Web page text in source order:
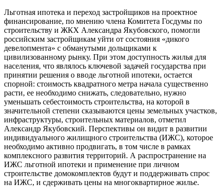
Льготная ипотека и переход застройщиков на проектное
финансирование, по мнению члена Комитета Госдумы по
строительству и ЖКХ Александра Якубовского, помогли
российским застройщикам уйти от состояния «дикого
девелопмента» с обманутыми дольщиками к
цивилизованному рынку. При этом доступность жилья для
населения, что являлось ключевой задачей государства при
принятии решения о вводе льготной ипотеки, остается
спорной: стоимость квадратного метра начала существенно
расти, ее необходимо снижать, следовательно, нужно
уменьшать себестоимость строительства, на которой в
значительной степени сказываются цены земельных участков,
инфраструктуры, строительных материалов, отметил
Александр Якубовский. Перспективы он видит в развитии
индивидуального жилищного строительства (ИЖС), которое
необходимо активно продвигать, в том числе в рамках
комплексного развития территорий. А распространение на
ИЖС льготной ипотеки и применение при личном
строительстве домокомплектов будут и поддерживать спрос
на ИЖС, и сдерживать цены на многоквартирное жилье.